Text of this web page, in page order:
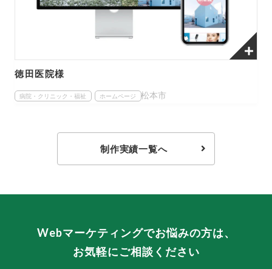
徳田医院様
病院・クリニック・福祉 ホームページ 松本市
制作実績一覧へ
Webマーケティングでお悩みの方は、
お気軽にご相談ください